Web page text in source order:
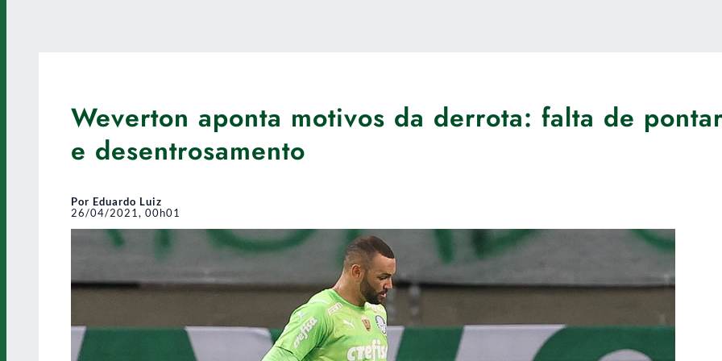
Weverton aponta motivos da derrota: falta de
e desentrosamento
Por Eduardo Luiz
26/04/2021, 00h01